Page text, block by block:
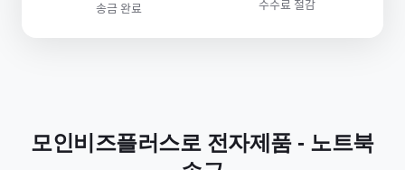
송금 완료 수수료 절감
모인비즈플러스로 전자제품- 노트북